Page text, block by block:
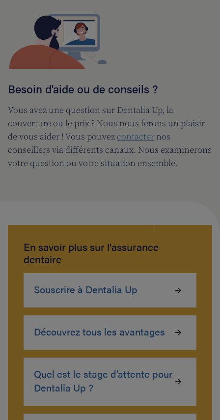
Besoin d'aide ou de conseils ?
Vous avez une question sur Dentalia Up, la
couverture ou le prix ? Nous nous ferons un plaisir
de vous aider ! Vous pouvez contacter nos
conseillers via différents canaux. Nous examinerons
votre question ou votre situation ensemble.
En savoir plus sur l’assurance
dentaire
Souscrire à Dentalia Up
Découvrez tous les avantages
Quel est le stage d’attente pour
Dentalia Up ?